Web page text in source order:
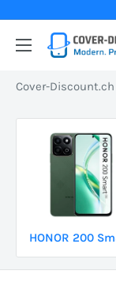
contenu
Cover-
Ta
en
ligne
suisse
pour
des
coques
Cover-Discount.ch
HONOR 200